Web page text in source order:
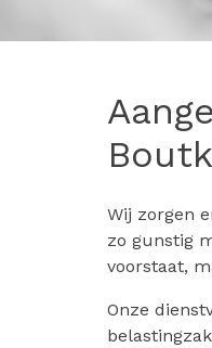
Wij zorgen
zo gunstig
voorstaat,
Onze